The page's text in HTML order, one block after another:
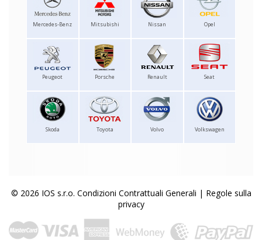
Mercedes-Benz Mitsubishi Nissan Opel
Peugeot Porsche Renault Seat
Skoda Toyota Volvo Volkswagen
© 2026 IOS s.r.o. Condizioni Contrattuali Generali | Regole sulla
privacy